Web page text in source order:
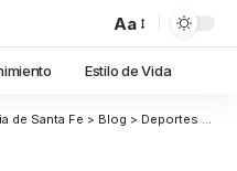
Aa
Estilo de Vida
de Santa Fe > Blog > Deportes